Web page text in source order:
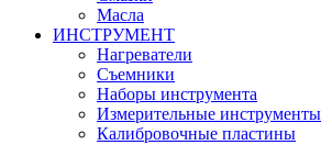
Масла
ИНСТРУМЕНТ
Нагреватели
Съемники
Наборы инструмента
Измерительные инструменты
Калибровочные пластины